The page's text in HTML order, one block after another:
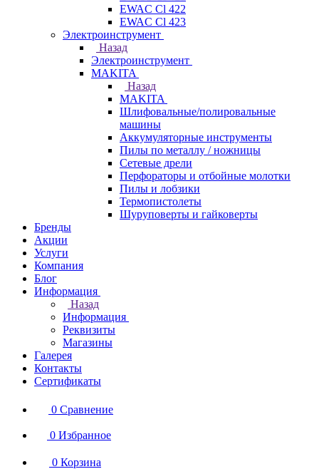
EWAC Cl 422
EWAC Cl 423
Электроинструмент
Назад
Электроинструмент
МAKITA
Назад
МAKITA
Шлифовальные/полировальные
машины
Аккумуляторные инструменты
Пилы по металлу / ножницы
Сетевые дрели
Перфораторы и отбойные молотки
Пилы и лобзики
Термопистолеты
Шуруповерты и гайковерты
Бренды
Акции
Услуги
Компания
Блог
Информация
Назад
Информация
Реквизиты
Магазины
Галерея
Контакты
Сертификаты
0 Сравнение
0 Избранное
0 Корзина